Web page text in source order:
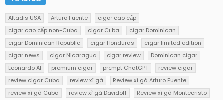
Altadis USA Arturo Fuente
cigar cao cấp
cigar cao cấp non-Cuba
cigar Cuba
cigar Dominican
cigar Dominican Republic
cigar Honduras
cigar limited edition
cigar news
cigar Nicaragua cigar review
Dominican cigar
Leonardo AI
premium cigar prompt ChatGPT
review cigar
review cigar Cuba
review xì gà
Review xì gà Arturo Fuente
review xì gà Cuba
review xì gà Davidoff
Review xì gà Montecristo